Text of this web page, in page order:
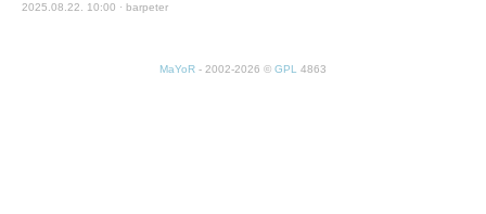
2025.08.22. 10:00 · barpeter
MaYoR - 2002-2026 © GPL 4863